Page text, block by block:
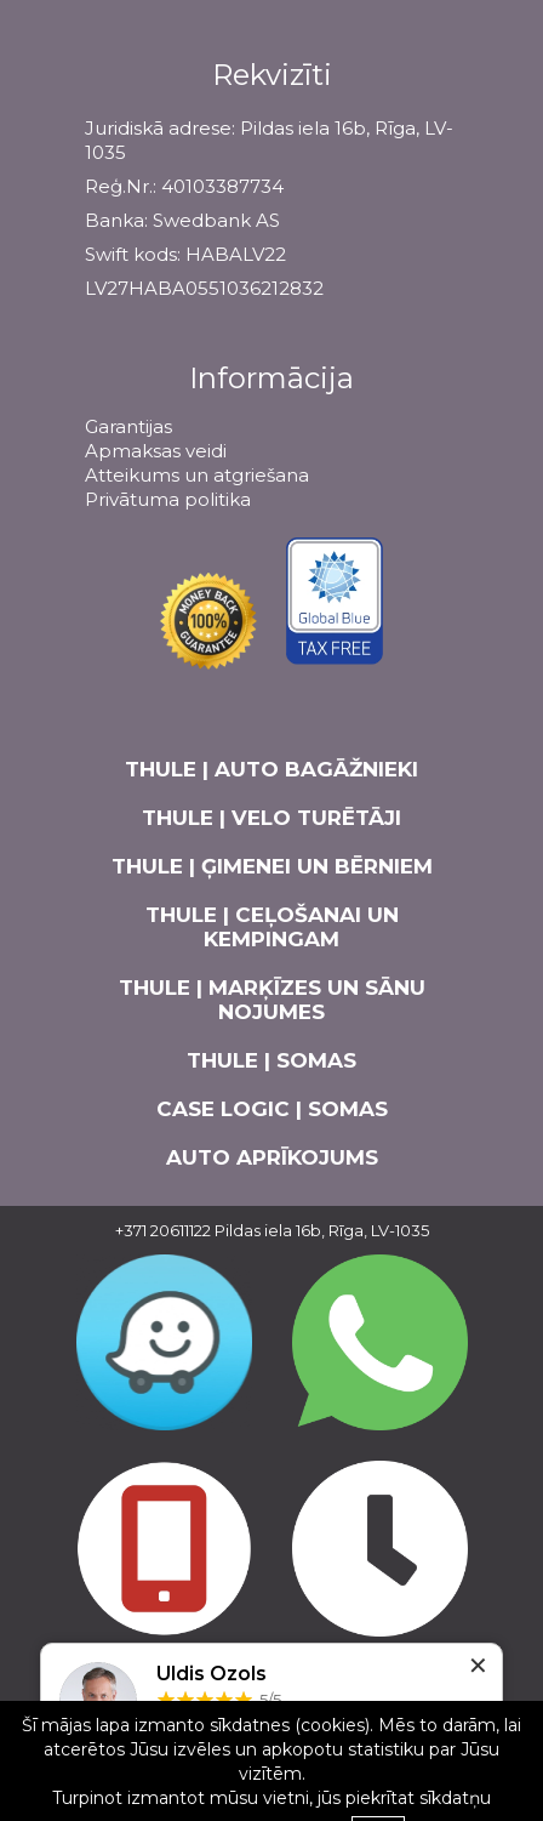
Rekvizīti
Juridiskā adrese: Pildas iela 16b, Rīga, LV-
1035
Reģ.Nr.: 40103387734
Banka: Swedbank AS
Swift kods: HABALV22
LV27HABA0551036212832
Informācija
Garantijas
Apmaksas veidi
Atteikums un atgriešana
Privātuma politika
THULE | AUTO BAGĀŽNIEKI
THULE | VELO TURĒTĀJI
THULE | ĢIMENEI UN BĒRNIEM
THULE | CEĻOŠANAI UN
KEMPINGAM
THULE | MARĶĪZES UN SĀNU
NOJUMES
THULE | SOMAS
CASE LOGIC | SOMAS
AUTO APRĪKOJUMS
Copyright © 2016 - 2026, SIA Corelem Group
Mājas lapas izstrāde WEBstyle.lv
+371 20611122 Pildas iela 16b, Rīga, LV-1035
Uldis Ozols
5/5
25.12.2024
Veikalā liela izvēle. Ļoti atsaucīgi darbinieki. Bija
gatavi atbraukt uz veikalu brīvdienā, ārpus darba
✕
Šī mājas lapa izmanto sīkdatnes (cookies). Mēs to darām, lai
atcerētos Jūsu izvēles un apkopotu statistiku par Jūsu
vizītēm.
Turpinot izmantot mūsu vietni, jūs piekrītat sīkdatņu